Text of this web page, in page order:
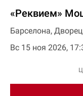
«Реквием»
Барселона,
Вс 15 ноя 2026,